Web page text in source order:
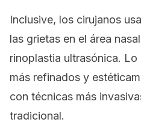
Inclusive, los cirujanos
las grietas en el área
rinoplastia ultrasónica.
más refinados y
con técnicas más
tradicional.